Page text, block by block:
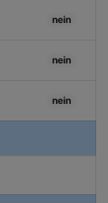
nein
nein
nein